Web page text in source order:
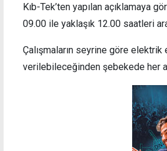
Kıb-Tek’ten yapılan açıklamaya
09.00 ile yaklaşık 12.00 saatleri
Çalışmaların seyrine göre
verilebileceğinden şebekede her
Haspolat'ta 6 dönümlük arazi